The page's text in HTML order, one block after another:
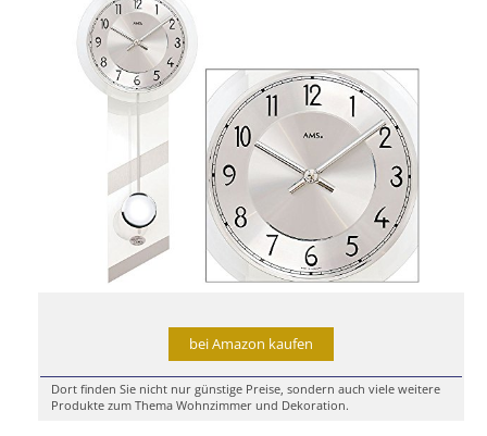
bei Amazon kaufen
Dort finden Sie nicht nur günstige Preise, sondern auch viele weitere
Produkte zum Thema Wohnzimmer und Dekoration.